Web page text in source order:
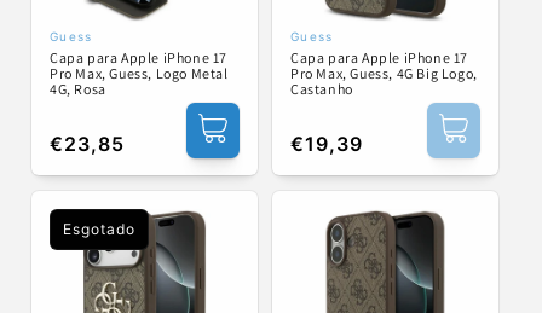
Fornecedor:
Guess
Capa para Apple iPhone 17
Pro Max, Guess, Logo Metal
4G, Rosa
Preço
normal
€23,85
Fornecedor:
Guess
Capa para Apple iPhone 17
Pro Max, Guess, 4G Big Logo,
Castanho
Preço
normal
€19,39
Esgotado